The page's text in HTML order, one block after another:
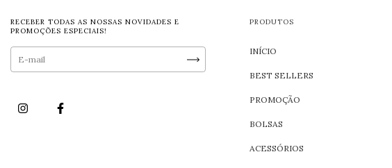
RECEBER TODAS AS NOSSAS NOVIDADES E
PROMOÇÕES ESPECIAIS!
PRODUTOS
INÍCIO
BEST SELLERS
PROMOÇÃO
BOLSAS
ACESSÓRIOS